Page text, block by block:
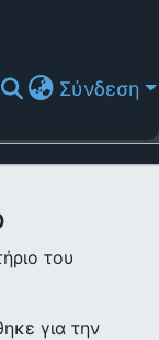
Σύνδεση
του
για την